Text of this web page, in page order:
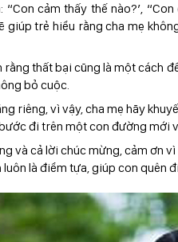
cảm thấy thế nào?’,
giúp trẻ hiểu rằng cha mẹ
rằng thất bại cũng là một cách
bỏ cuộc.
riêng, vì vậy, cha mẹ hãy
đi trên một con đường mới
và cả lời chúc mừng, cảm ơn
là điểm tựa, giúp con quên